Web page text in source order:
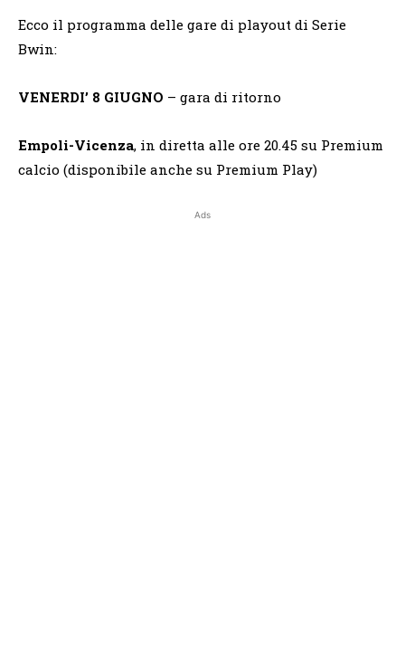
Ecco il programma delle gare di playout di Serie
Bwin:
VENERDI’ 8 GIUGNO – gara di ritorno
Empoli-Vicenza, in diretta alle ore 20.45 su Premium
calcio (disponibile anche su Premium Play)
Ads